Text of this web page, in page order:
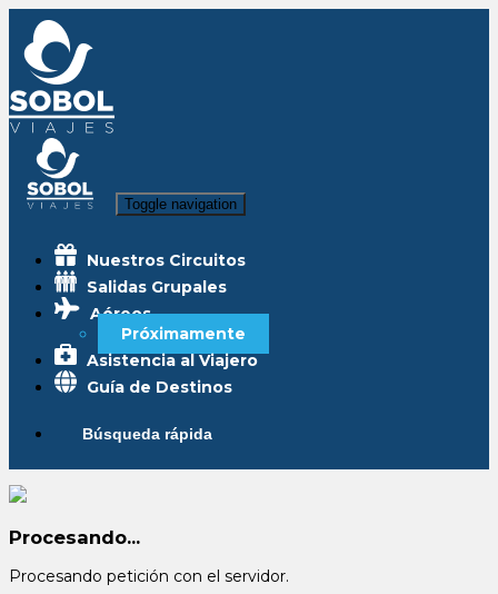
Toggle navigation
Nuestros Circuitos
Salidas Grupales
Aéreos
Próximamente
Asistencia al Viajero
Guía de Destinos
Búsqueda rápida
Procesando...
Procesando petición con el servidor.